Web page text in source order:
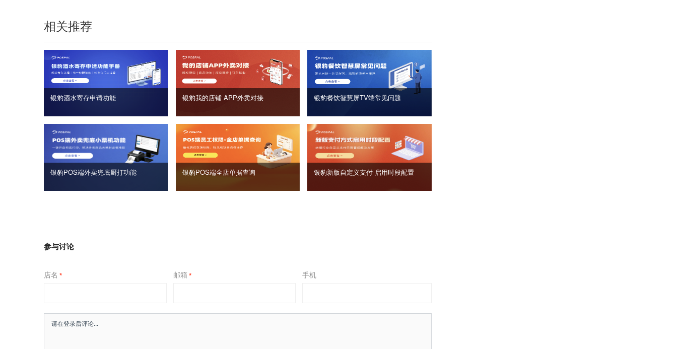
相关推荐
银豹酒水寄存申请功能 银豹我的店铺 APP外卖对接 银豹餐饮智慧屏TV端常见问题
银豹POS端外卖兜底厨打功能 银豹POS端全店单据查询 银豹新版自定义支付‑启用时段配置
参与讨论
店名 * 邮箱 * 手机